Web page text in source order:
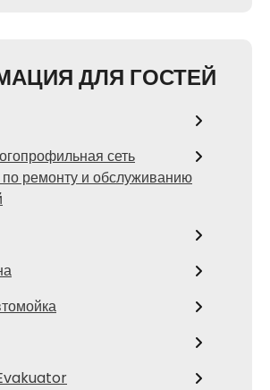
ДЛЯ ГОСТЕЙ
сеть
по ремонту и обслуживанию